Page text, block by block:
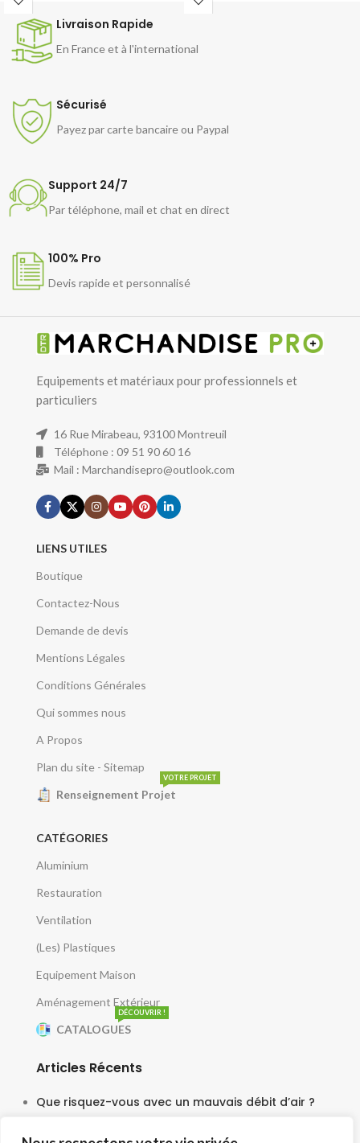
650 x H 850 mm - Poids : 26 Kg
Livraison Rapide
En France et à l'international
Sécurisé
Payez par carte bancaire ou Paypal
Support 24/7
Par téléphone, mail et chat en direct
100% Pro
Devis rapide et personnalisé
Equipements et matériaux pour professionnels et
particuliers
16 Rue Mirabeau, 93100 Montreuil
Téléphone : 09 51 90 60 16
Mail : Marchandisepro@outlook.com
LIENS UTILES
Boutique
Contactez-Nous
Demande de devis
Mentions Légales
Conditions Générales
Qui sommes nous
A Propos
Plan du site - Sitemap
Renseignement Projet
VOTRE PROJET
CATÉGORIES
Aluminium
Restauration
Ventilation
(Les) Plastiques
Equipement Maison
Aménagement Extérieur
CATALOGUES
DÉCOUVRIR !
Articles Récents
Que risquez-vous avec un mauvais débit d’air ?